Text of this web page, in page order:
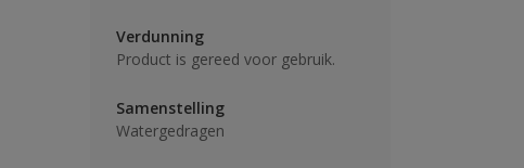
Verdunning
Product is gereed voor gebruik.
Samenstelling
Watergedragen